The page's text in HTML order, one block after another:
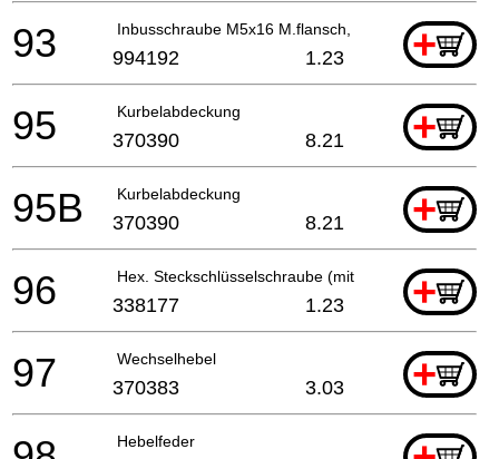
Inbusschraube M5x16 M.flansch, Cm9uby, G23ss
+
93 994192 1.23
Kurbelabdeckung +
95 370390 8.21
Kurbelabdeckung +
95B 370390 8.21
Hex. Steckschlüsselschraube (mit Flansch) M5x18
+
96 338177 1.23
Wechselhebel +
97 370383 3.03
Hebelfeder